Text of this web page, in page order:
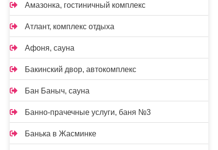
Амазонка, гостиничный комплекс
Атлант, комплекс отдыха
Афоня, сауна
Бакинский двор, автокомплекс
Бан Баныч, сауна
Банно-прачечные услуги, баня №3
Банька в Жасминке